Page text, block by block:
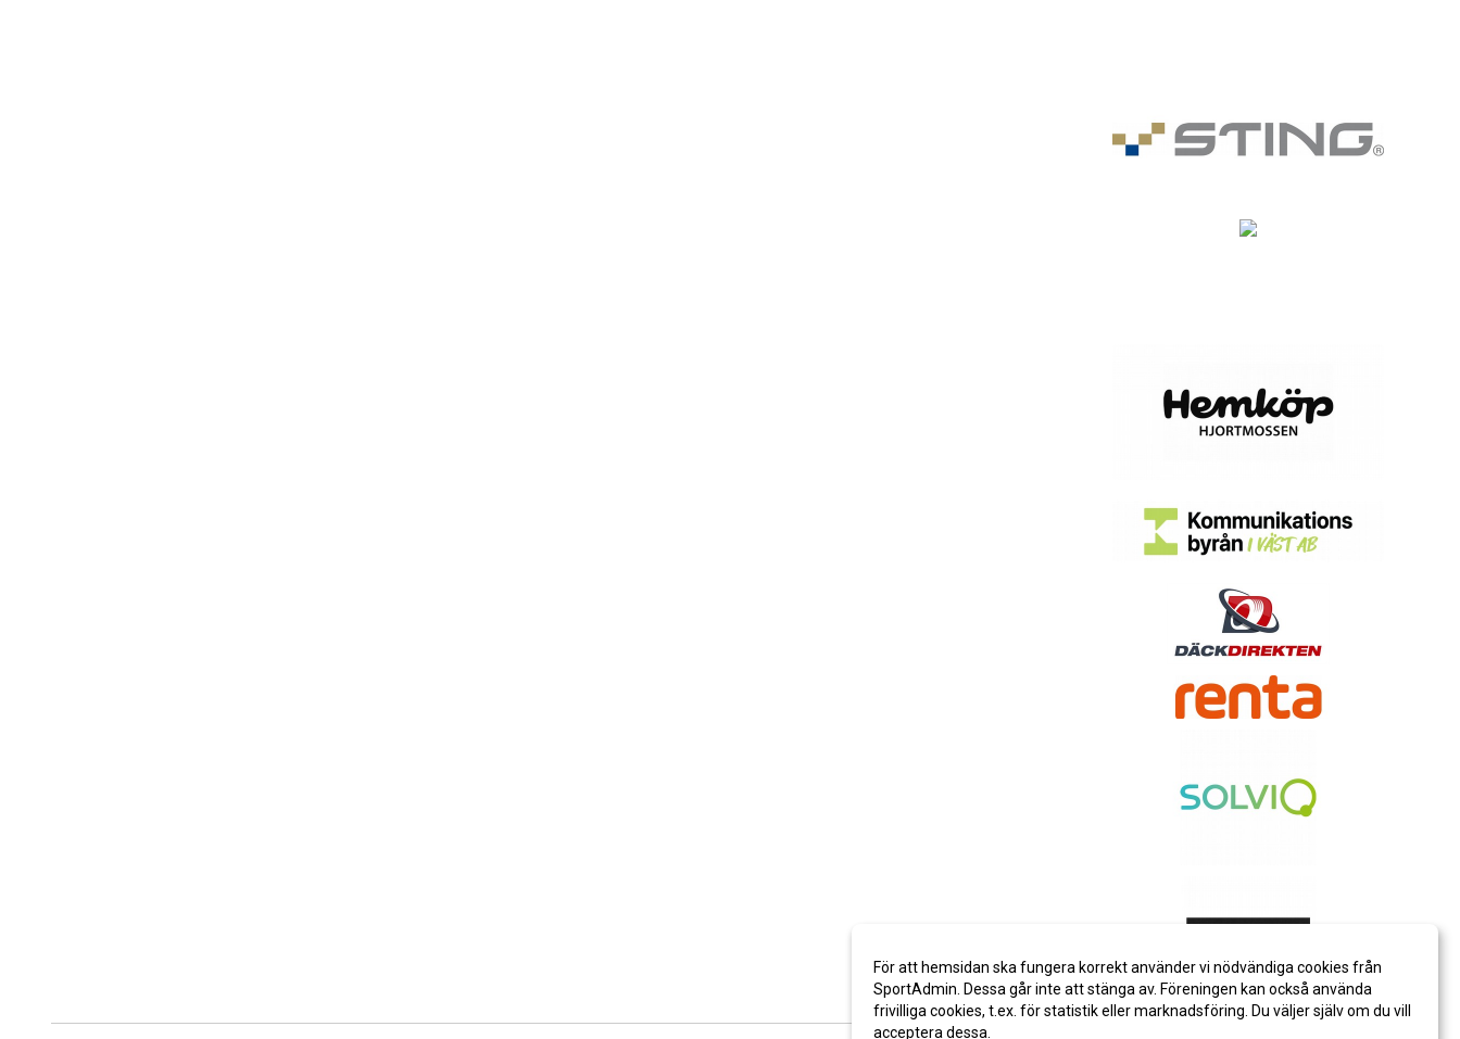
För att hemsidan ska fungera korrekt använder vi nödvändiga cookies från
SportAdmin. Dessa går inte att stänga av. Föreningen kan också använda
frivilliga cookies, t.ex. för statistik eller marknadsföring. Du väljer själv om du vill
acceptera dessa.